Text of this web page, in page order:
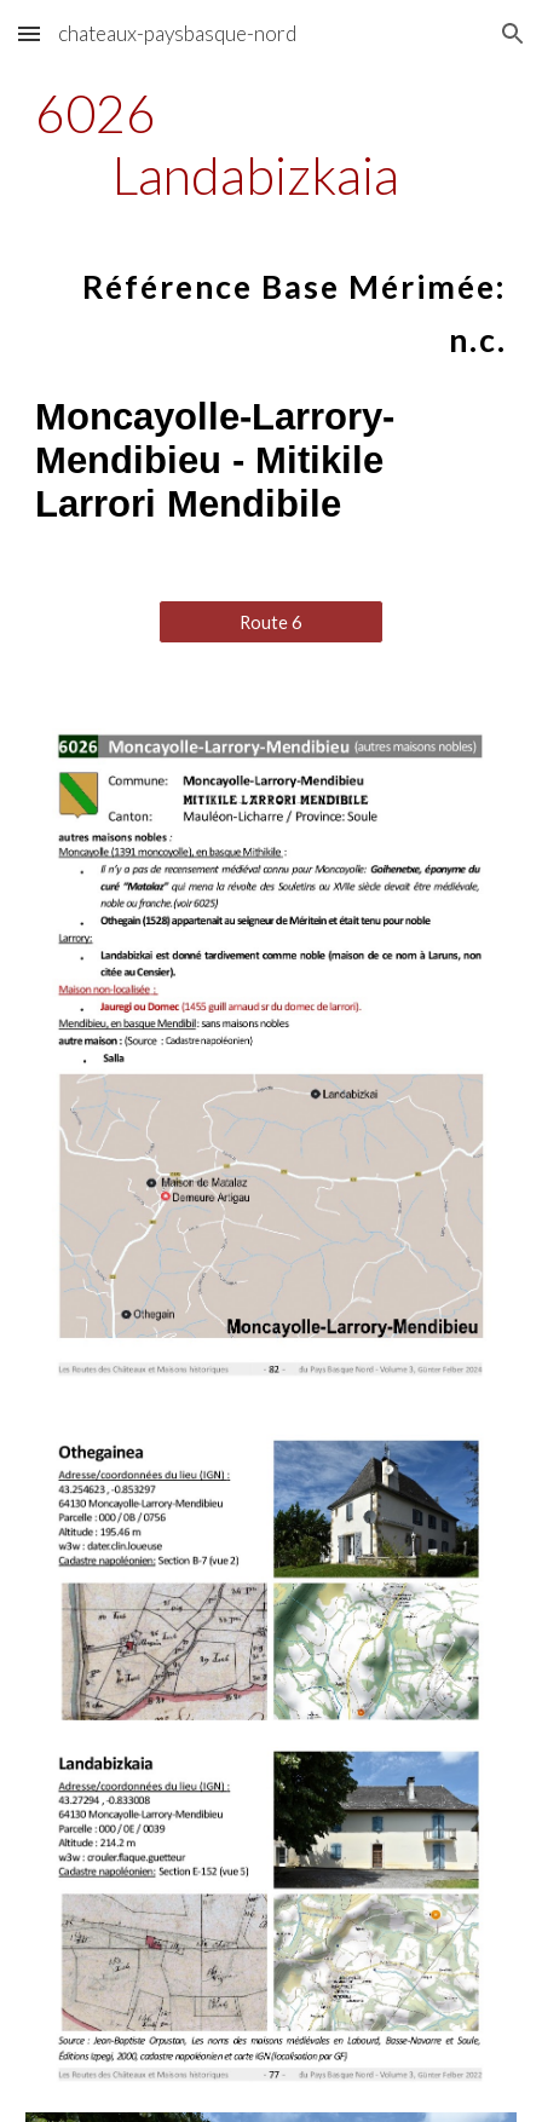
Skip to main content Skip to navigation
chateaux-paysbasque-nord
6026
Landabizkaia
Référence Base Mérimée:
n.c.
Moncayolle-Larrory-
Mendibieu - Mitikile
Larrori Mendibile
Route 6